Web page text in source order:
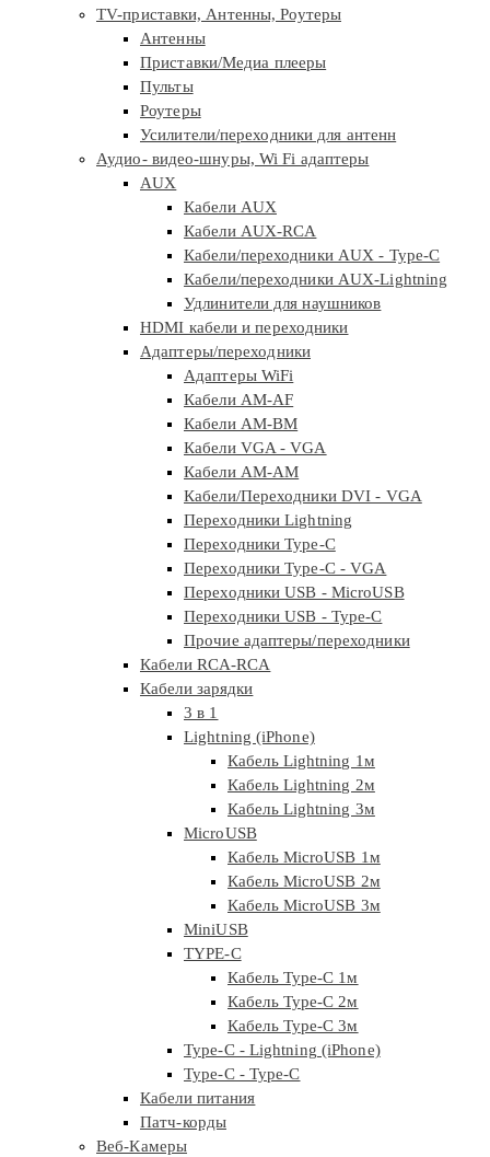
TV-приставки, Антенны, Роутеры
Антенны
Приставки/Медиа плееры
Пульты
Роутеры
Усилители/переходники для антенн
Аудио- видео-шнуры, Wi Fi адаптеры
AUX
Кабели AUX
Кабели AUX-RCA
Кабели/переходники AUX - Type-C
Кабели/переходники AUX-Lightning
Удлинители для наушников
HDMI кабели и переходники
Адаптеры/переходники
Адаптеры WiFi
Кабели AM-AF
Кабели AM-BM
Кабели VGA - VGA
Кабели АМ-АМ
Кабели/Переходники DVI - VGA
Переходники Lightning
Переходники Type-C
Переходники Type-C - VGA
Переходники USB - MicroUSB
Переходники USB - Type-C
Прочие адаптеры/переходники
Кабели RCA-RCA
Кабели зарядки
3 в 1
Lightning (iPhone)
Кабель Lightning 1м
Кабель Lightning 2м
Кабель Lightning 3м
MicroUSB
Кабель MicroUSB 1м
Кабель MicroUSB 2м
Кабель MicroUSB 3м
MiniUSB
TYPE-C
Кабель Type-C 1м
Кабель Type-C 2м
Кабель Type-C 3м
Type-C - Lightning (iPhone)
Type-C - Type-C
Кабели питания
Патч-корды
Веб-Камеры